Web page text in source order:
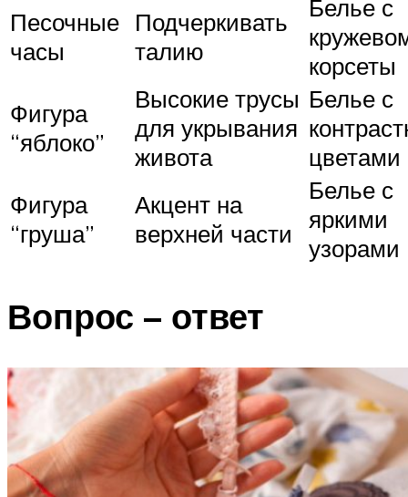
Песочные
часы
Подчеркивать
талию
Белье с
корсеты
Фигура
“яблоко”
Высокие трусы
для укрывания
живота
Белье с
цветами
Фигура
“груша”
Акцент на
верхней части
Белье с
яркими
узорами
Вопрос – ответ